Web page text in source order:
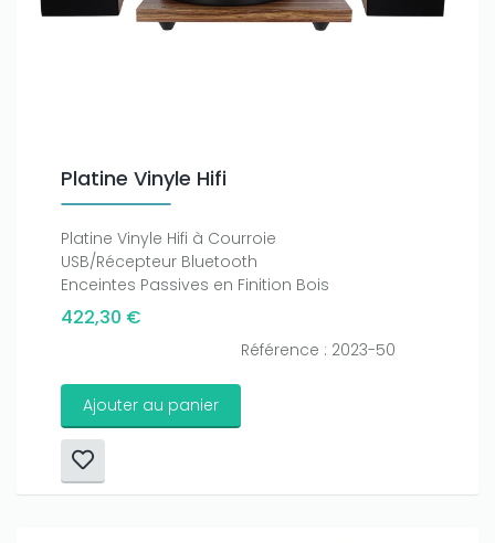
Platine Vinyle Hifi
Platine Vinyle Hifi à Courroie
USB/Récepteur Bluetooth
Enceintes Passives en Finition Bois
422,30 €
Référence : 2023-50
Ajouter au panier